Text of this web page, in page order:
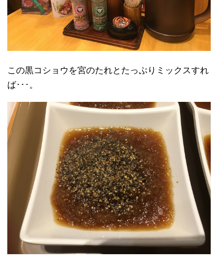
この黒コショウを宮のたれとたっぷりミックスすれ
ば･･･。